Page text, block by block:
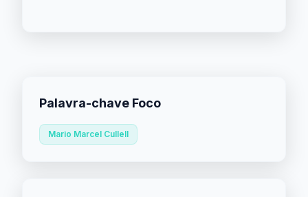
Palavra-chave Foco
Mario Marcel Cullell